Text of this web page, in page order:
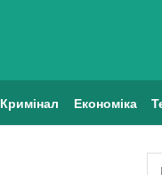
Кримінал Економіка